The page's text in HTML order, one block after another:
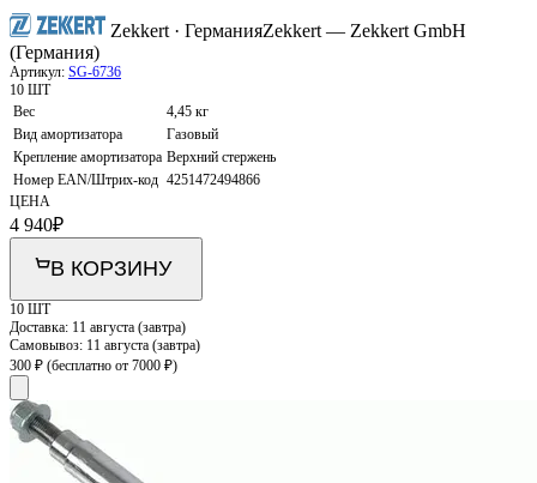
Zekkert · ГерманияZekkert — Zekkert GmbH
(Германия)
Артикул: SG-6736
10 ШТ
Вес
4,45 кг
Вид амортизатора
Газовый
Крепление амортизатора Верхний стержень
Номер EAN/Штрих-код 4251472494866
ЦЕНА
4 940₽
В КОРЗИНУ
10 ШТ
Доставка: 11 августа (завтра)
Самовывоз: 11 августа (завтра)
300 ₽ (бесплатно от 7000 ₽)